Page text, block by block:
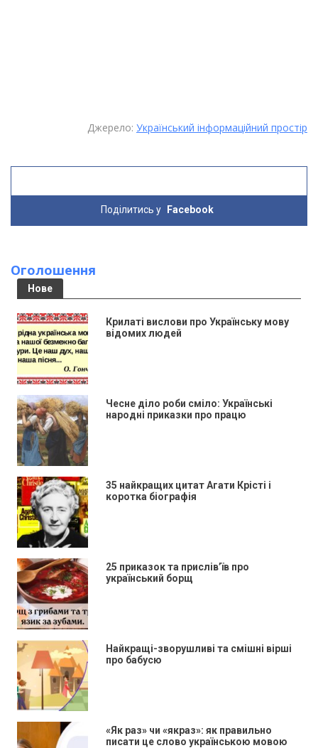
Джерело: Український інформаційний простір
Поділитись у Facebook
Оголошення
Нове
Крилаті вислови про Українську мову
відомих людей
Чесне діло роби сміло: Українські
народні приказки про працю
35 найкращих цитат Агати Крісті і
коротка біографія
25 приказок та прислів’їв про
український борщ
Найкращі-зворушливі та смішні вірші
про бабусю
«Як раз» чи «якраз»: як правильно
писати це слово українською мовою